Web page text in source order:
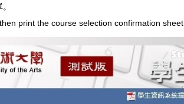
print the course selection confirmation sheet.